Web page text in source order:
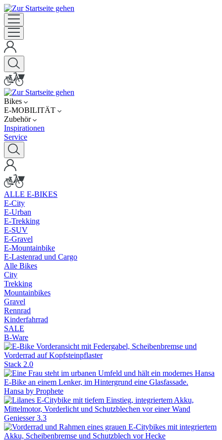
Bikes
E-MOBILITÄT
Zubehör
Inspirationen
Service
ALLE E-BIKES
E-City
E-Urban
E-Trekking
E-SUV
E-Gravel
E-Mountainbike
E-Lastenrad und Cargo
Alle Bikes
City
Trekking
Mountainbikes
Gravel
Rennrad
Kinderfahrrad
SALE
B-Ware
Stack 2.0
Hansa by Prophete
Geniesser 3.3